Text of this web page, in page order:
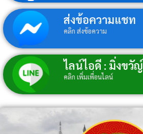
ส่งข้อความแชท
คลิก ส่งข้อความ
ไลน์ไอดี : มิ่งขวัญ์
คลิก เพิ่มเพื่อนไลน์